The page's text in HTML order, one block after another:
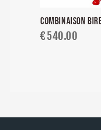
COMBINAISON
€540.00